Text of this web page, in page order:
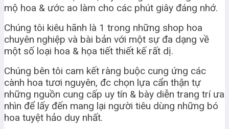
mộ hoa & ước ao làm cho các phút giây đáng nhớ.
Chúng tôi kiêu hãnh là 1 trong những shop hoa
chuyên nghiệp và bài bản với một sự đa dạng về
một số loại hoa & họa tiết thiết kế rất dị.
Chúng bên tôi cam kết ràng buộc cung ứng các
cành hoa tươi nguyên, đc chọn lựa cẩn thận tự
những nguồn cung cấp uy tín & bày diễn trang trí ưa
nhìn để lấy đến mang lại người tiêu dùng những bó
hoa tuyệt hảo duy nhất.